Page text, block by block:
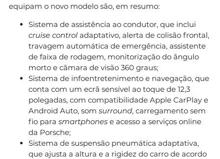
equipam o novo modelo são, em resumo:
Sistema de assistência ao condutor, que inclui
cruise control adaptativo, alerta de colisão frontal,
travagem automática de emergência, assistente
de faixa de rodagem, monitorização do ângulo
morto e câmara de visão 360 graus;
Sistema de infoentretenimento e navegação, que
conta com um ecrã sensível ao toque de 12,3
polegadas, com compatibilidade Apple CarPlay e
Android Auto, som surround, carregamento sem
fio para smartphones e acesso a serviços online
da Porsche;
Sistema de suspensão pneumática adaptativa,
que ajusta a altura e a rigidez do carro de acordo